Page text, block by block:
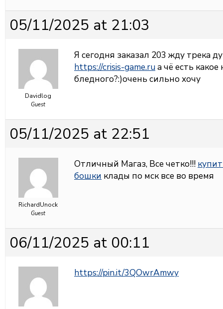
05/11/2025 at 21:03
Davidlog
Guest
Я сегодня заказал 203 жду трека
https://crisis-game.ruа чё есть
бледного?:)очень сильно хочу
05/11/2025 at 22:51
RichardUnock
Guest
Отличный Магаз, Все четко!!!
бошки клады по мск все во время
06/11/2025 at 00:11
https://pin.it/3QOwrAmwy